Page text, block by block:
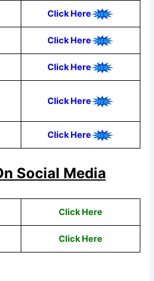
Click Here
Click Here
Click Here
Click Here
Click Here
Social Media
Click Here
Click Here